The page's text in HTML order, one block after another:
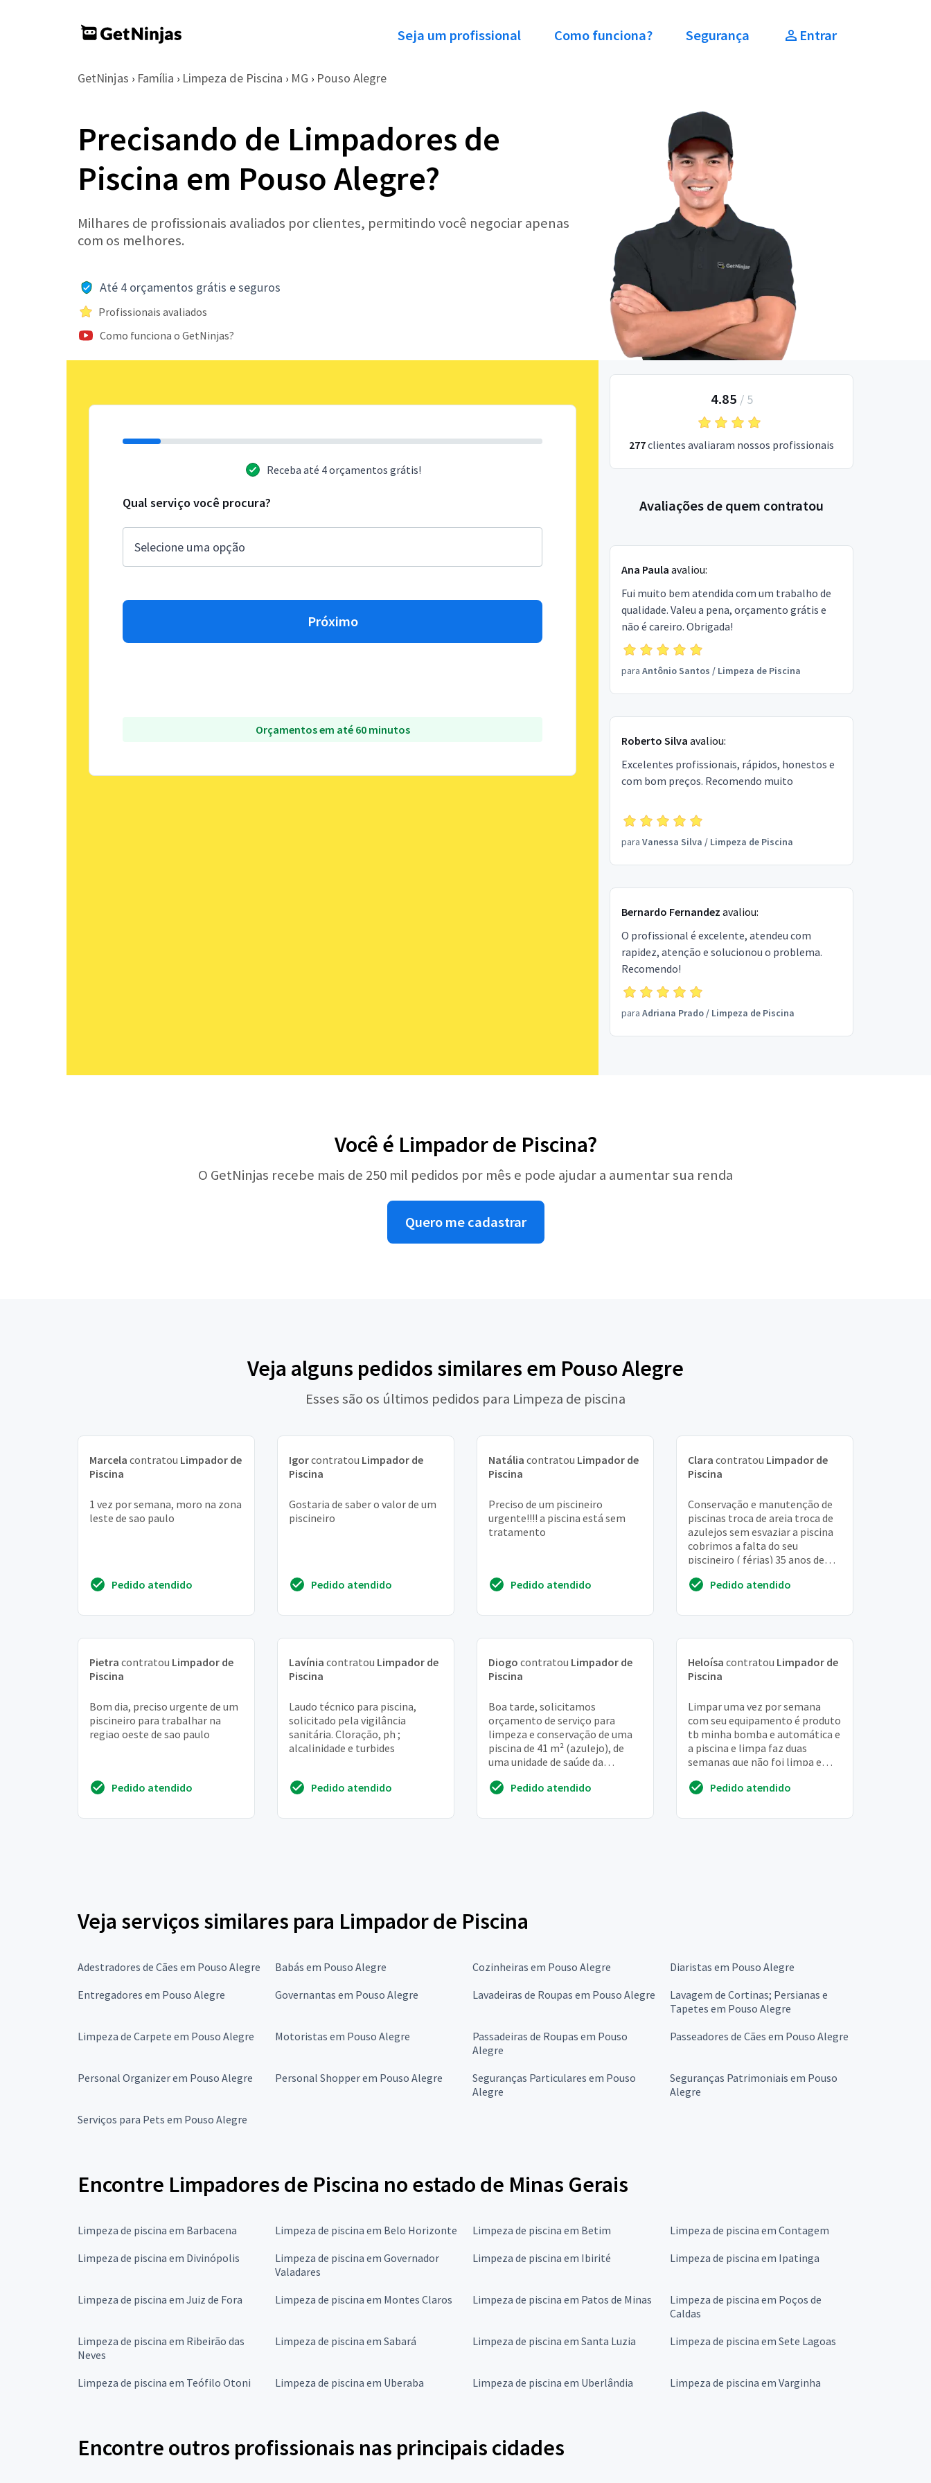
Seja um profissional Como funciona? Segurança Entrar
GetNinjas › Família › Limpeza de Piscina › MG › Pouso Alegre
Precisando de Limpadores de
Piscina em Pouso Alegre?
Milhares de profissionais avaliados por clientes, permitindo você negociar apenas
com os melhores.
Até 4 orçamentos grátis e seguros
Profissionais avaliados
Como funciona o GetNinjas?
Receba até 4 orçamentos grátis!
Qual serviço você procura?
Próximo
Orçamentos em até 60 minutos
4.85 / 5
277clientes avaliaram nossos profissionais
Avaliações de quem contratou
Ana Paula avaliou:
Fui muito bem atendida com um trabalho de
qualidade. Valeu a pena, orçamento grátis e
não é careiro. Obrigada!
para Antônio Santos / Limpeza de Piscina
Roberto Silva avaliou:
Excelentes profissionais, rápidos, honestos e
com bom preços. Recomendo muito
para Vanessa Silva / Limpeza de Piscina
Bernardo Fernandez avaliou:
O profissional é excelente, atendeu com
rapidez, atenção e solucionou o problema.
Recomendo!
para Adriana Prado/ Limpeza de Piscina
Você é Limpador de Piscina?
O GetNinjas recebe mais de 250 mil pedidos por mês e pode ajudar a aumentar sua renda
Quero me cadastrar
Veja alguns pedidos similares em Pouso Alegre
Esses são os últimos pedidos para Limpeza de piscina
Marcela contratou Limpador de
Piscina
1 vez por semana, moro na zona
leste de sao paulo
Pedido atendido
Igorcontratou Limpador de
Piscina
Gostaria de saber o valor de um
piscineiro
Pedido atendido
Natália contratou Limpador de
Piscina
Preciso de um piscineiro
urgente!!!! a piscina está sem
tratamento
Pedido atendido
Clara contratou Limpador de
Piscina
Conservação e manutenção de
piscinas troca de areia troca de
azulejos sem esvaziar a piscina
cobrimos a falta do seu
piscineiro ( férias) 35 anos de
trabalhamos na áre...
Pedido atendido
Pietra contratou Limpador de
Piscina
Bom dia, preciso urgente de um
piscineiro para trabalhar na
regiao oeste de sao paulo
Pedido atendido
Lavínia contratou Limpador de
Piscina
Laudo técnico para piscina,
solicitado pela vigilância
sanitária. Cloração, ph ;
alcalinidade e turbides
Pedido atendido
Diogo contratou Limpador de
Piscina
Boa tarde, solicitamos
orçamento de serviço para
limpeza e conservação de uma
piscina de 41 m² (azulejo), de
uma unidade de saúde da
SP. _favor ennviar orçam...
Pedido atendido
Heloísa contratou Limpador de
Piscina
Limpar uma vez por semana
com seu equipamento é produto
tb minha bomba e automática e
a piscina e limpa faz duas
semanas que não foi limpa e
por perto. Não es...
Pedido atendido
Veja serviços similares para Limpador de Piscina
Adestradores de Cães em Pouso Alegre Babás em Pouso Alegre Cozinheiras em Pouso Alegre
Diaristas em Pouso Alegre
Entregadores em Pouso Alegre
Governantas em Pouso Alegre Lavadeiras de Roupas em Pouso Alegre
Lavagem de Cortinas; Persianas e
Tapetes em Pouso Alegre
Limpeza de Carpete em Pouso Alegre
Motoristas em Pouso Alegre
Passadeiras de Roupas em Pouso
Alegre
Passeadores de Cães em Pouso Alegre
Personal Organizer em Pouso Alegre Personal Shopper em Pouso Alegre
Seguranças Particulares em Pouso
Alegre
Seguranças Patrimoniais em Pouso
Alegre
Serviços para Pets em Pouso Alegre
Encontre Limpadores de Piscina no estado de Minas Gerais
Limpeza de piscina em Barbacena Limpeza de piscina em Belo Horizonte Limpeza de piscina em Betim
Limpeza de piscina em Contagem
Limpeza de piscina em Divinópolis
Limpeza de piscina em Governador
Valadares
Limpeza de piscina em Ibirité Limpeza de piscina em Ipatinga
Limpeza de piscina em Juiz de Fora Limpeza de piscina em Montes Claros Limpeza de piscina em Patos de Minas
Limpeza de piscina em Poços de
Caldas
Limpeza de piscina em Ribeirão das
Neves
Limpeza de piscina em Sabará Limpeza de piscina em Santa Luzia Limpeza de piscina em Sete Lagoas
Limpeza de piscina em Teófilo Otoni Limpeza de piscina em Uberaba Limpeza de piscina em Uberlândia Limpeza de piscina em Varginha
Encontre outros profissionais nas principais cidades